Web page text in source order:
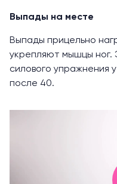
Выпады на месте
Выпады прицельно
укрепляют мышцы ног.
силового упражнения
после 40.